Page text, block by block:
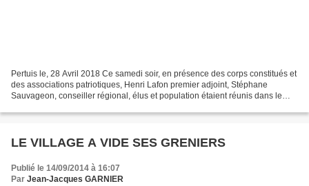
Pertuis le, 28 Avril 2018 Ce samedi soir, en présence des corps constitués et
des associations patriotiques, Henri Lafon premier adjoint, Stéphane
Sauvageon, conseiller régional, élus et population étaient réunis dans le
LE VILLAGE A VIDE SES GRENIERS
Publié le 14/09/2014 à 16:07
Par Jean-Jacques GARNIER